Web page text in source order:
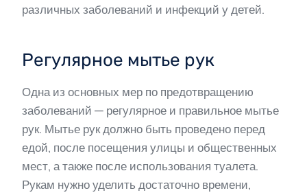
различных заболеваний и инфекций у детей.
Регулярное мытье рук
Одна из основных мер по предотвращению
заболеваний — регулярное и правильное мытье
рук. Мытье рук должно быть проведено перед
едой, после посещения улицы и общественных
мест, а также после использования туалета.
Рукам нужно уделить достаточно времени,